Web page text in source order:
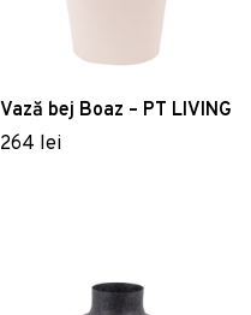
Vază bej Boaz – PT LIVING
264 lei